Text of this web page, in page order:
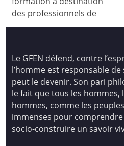
des professionnels de
Le GFEN défend, contre
l’homme est responsable
peut le devenir. Son pari
le fait que tous les hommes,
hommes, comme les
immenses pour
socio-construire un savoir